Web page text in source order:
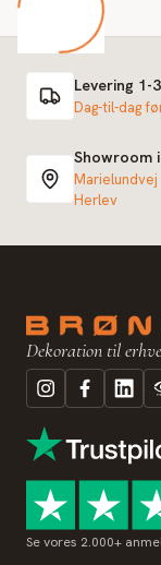
Levering 1-
Dag-til-dag
Showroom
Marielundvej
Herlev
Dekoration til
Se vores 2.000+